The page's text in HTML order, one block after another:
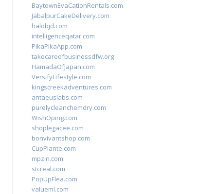
BaytownEvaCationRentals.com
JabalpurCakeDelivery.com
halobjd.com
intelligenceqatar.com
PikaPikaApp.com
takecareofbusinessdfw.org
HamadaOfJapan.com
VersifyLifestyle.com
kingscreekadventures.com
antaeuslabs.com
purelycleanchemdry.com
WishOping.com
shoplegacee.com
bonvivantshop.com
CupPlante.com
mpzin.com
stcreal.com
PopUpFlea.com
valueml.com